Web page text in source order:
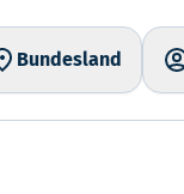
Bundesland